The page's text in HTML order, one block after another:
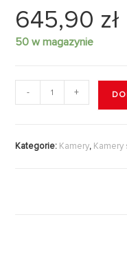
645,90 zł
50 w magazynie
- +
Kategorie: Kamery, Kamery